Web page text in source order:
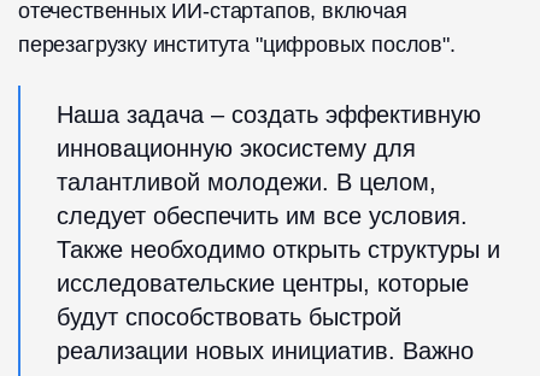
отечественных ИИ-стартапов, включая
перезагрузку института "цифровых послов".
Наша задача – создать эффективную
инновационную экосистему для
талантливой молодежи. В целом,
следует обеспечить им все условия.
Также необходимо открыть структуры и
исследовательские центры, которые
будут способствовать быстрой
реализации новых инициатив. Важно